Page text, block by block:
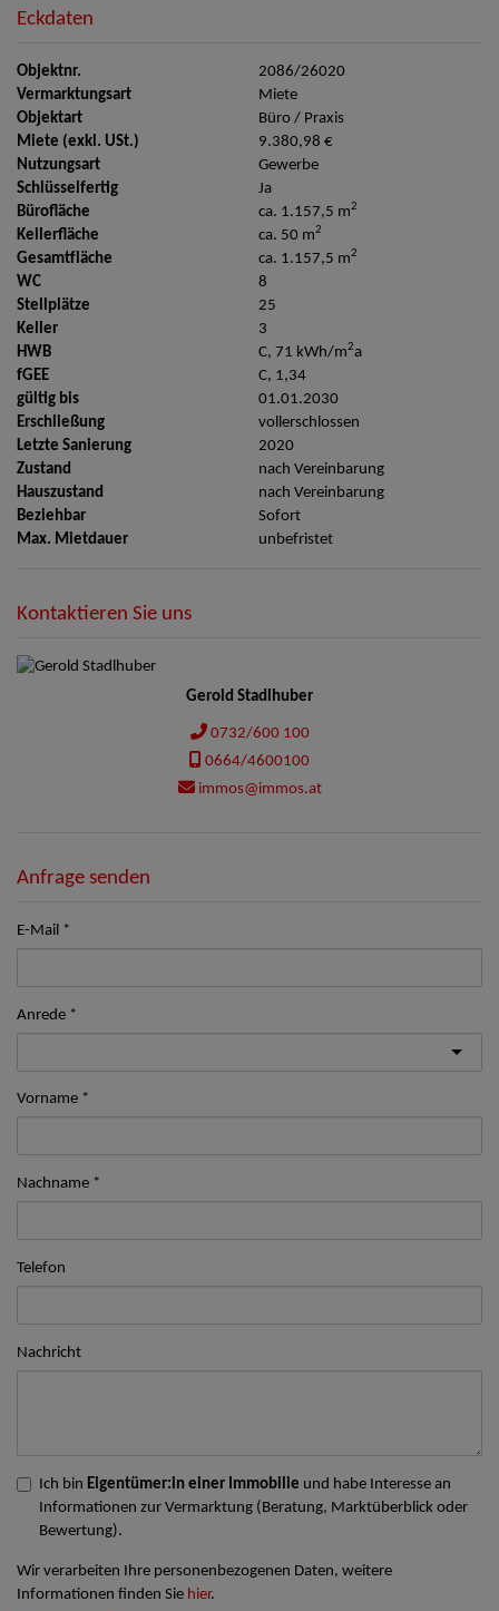
Eckdaten
Objektnr.
2086/26020
Vermarktungsart
Miete
Objektart
Büro / Praxis
Miete (exkl. USt.)
9.380,98 €
Nutzungsart
Gewerbe
Schlüsselfertig
Ja
Bürofläche
ca. 1.157,5 m2
Kellerfläche ca. 50 m2
Gesamtfläche ca. 1.157,5 m2
WC
8
Stellplätze
25
Keller
3
HWB
C, 71 kWh/m2a
fGEE
C, 1,34
gültig bis
01.01.2030
Erschließung
vollerschlossen
Letzte Sanierung
2020
Zustand
nach Vereinbarung
Hauszustand
nach Vereinbarung
Beziehbar
Sofort
Max. Mietdauer
unbefristet
Kontaktieren Sie uns
Gerold Stadlhuber
0732/600 100
0664/4600100
immos@immos.at
Anfrage senden
E-Mail
Anrede
Vorname
Nachname
Telefon
Nachricht
Ich bin Eigentümer:in einer Immobilie und habe Interesse an
Informationen zur Vermarktung (Beratung, Marktüberblick oder
Bewertung).
Wir verarbeiten Ihre personenbezogenen Daten, weitere
Informationen finden Sie hier.